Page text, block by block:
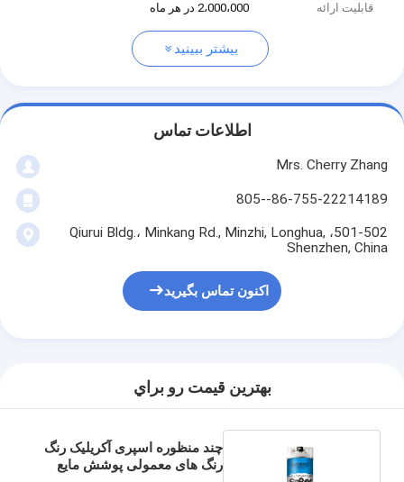
قابلیت ارائه
2،000،000 در هر ماه
بیشتر ببینید
اطلاعات تماس
Mrs. Cherry Zhang
86-755-22214189--805
501-502، Qiurui Bldg.، Minkang Rd., Minzhi, Longhua,
Shenzhen, China
اکنون تماس بگیرید
بهترين قيمت رو براي
چند منظوره اسپری آکریلیک رنگ
رنگ های معمولی پوشش مایع